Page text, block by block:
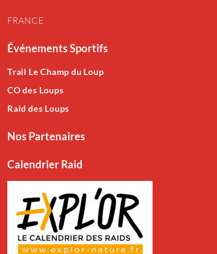
FRANCE
Événements Sportifs
Trail Le Champ du Loup
CO des Loups
Raid des Loups
Nos Partenaires
Calendrier Raid